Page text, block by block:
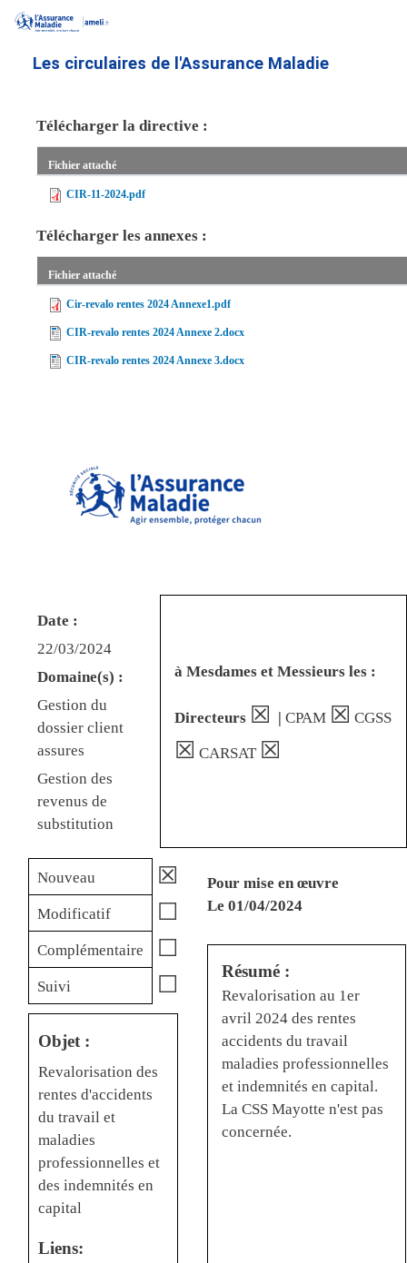
contenu
Les circulaires de l'Assurance Maladie
Télécharger la directive :
Fichier attaché
CIR-11-2024.pdf
Télécharger les annexes :
Fichier attaché
Cir-revalo rentes 2024 Annexe1.pdf
CIR-revalo rentes 2024 Annexe 2.docx
CIR-revalo rentes 2024 Annexe 3.docx
Date :
22/03/2024
Domaine(s) :
Gestion du
dossier client
assures
Gestion des
revenus de
substitution
à Mesdames et Messieurs les :
Directeurs ☒ | CPAM ☒ CGSS
☒ CARSAT ☒
Nouveau ☒
Modificatif ☐
Complémentaire ☐
Suivi ☐
Objet :
Revalorisation des
rentes d'accidents
du travail et
maladies
professionnelles et
des indemnités en
capital
Liens:
Pour mise en œuvre
Le 01/04/2024
Résumé :
Revalorisation au 1er
avril 2024 des rentes
accidents du travail
maladies professionnelles
et indemnités en capital.
La CSS Mayotte n'est pas
concernée.